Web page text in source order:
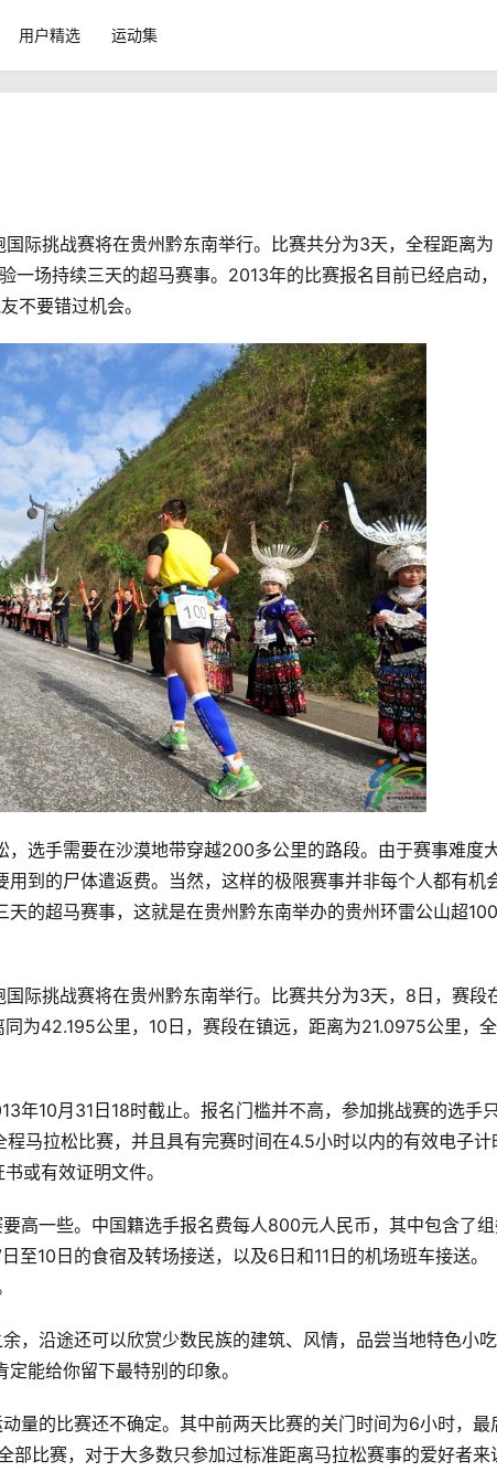
用户精选 运动集
际挑战赛将在贵州黔东南举行。比赛共分为3天，全程距离为
一场持续三天的超马赛事。2013年的比赛报名目前已经启动
不要错过机会。
选手需要在沙漠地带穿越200多公里的路段。由于赛事难度大
到的尸体遣返费。当然，这样的极限赛事并非每个人都有机
的超马赛事，这就是在贵州黔东南举办的贵州环雷公山超
际挑战赛将在贵州黔东南举行。比赛共分为3天，8日，赛段
为42.195公里，10日，赛段在镇远，距离为21.0975公里，
年10月31日18时截止。报名门槛并不高，参加挑战赛的选手
马拉松比赛，并且具有完赛时间在4.5小时以内的有效电子计
或有效证明文件。
高一些。中国籍选手报名费每人800元人民币，其中包含了
至10日的食宿及转场接送，以及6日和11日的机场班车接送。
，沿途还可以欣赏少数民族的建筑、风情，品尝当地特色小吃
能给你留下最特别的印象。
量的比赛还不确定。其中前两天比赛的关门时间为6小时，最
比赛，对于大多数只参加过标准距离马拉松赛事的爱好者来